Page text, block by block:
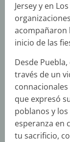
Jersey y en
acompañaron
inicio de las
Desde
través de un
que expresó
poblanos y
esperanza en
tu sacrificio,